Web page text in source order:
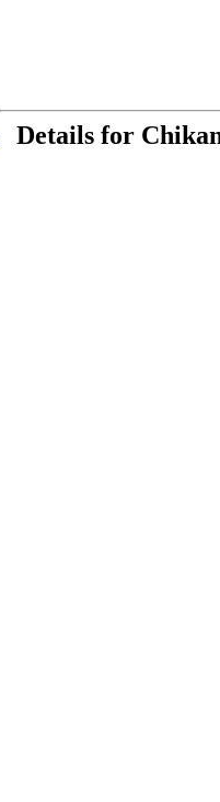
Details for